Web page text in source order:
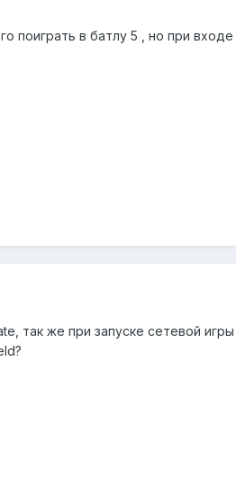
поиграть в батлу 5 , но при
так же при запуске сетевой